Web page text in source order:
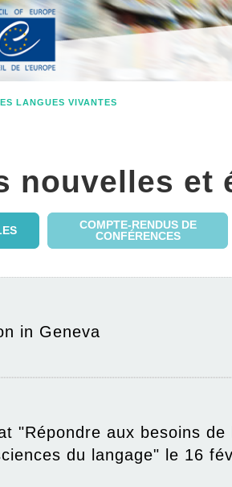
LANGUES VIVANTES
nouvelles et
COMPTE-RENDUS DE
CONFÉRENCES
in Geneva
"Répondre aux besoins de
du langage" le 16